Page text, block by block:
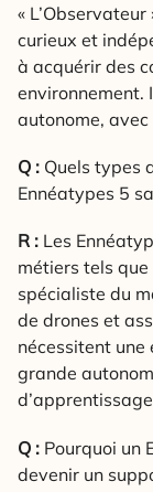
«
curieux et
à acquérir des
environnement.
autonome,
Q : Quels types
Ennéatypes 5
R : Les
métiers tels
spécialiste du
de drones et
nécessitent
grande
Q : Pourquoi un
devenir un